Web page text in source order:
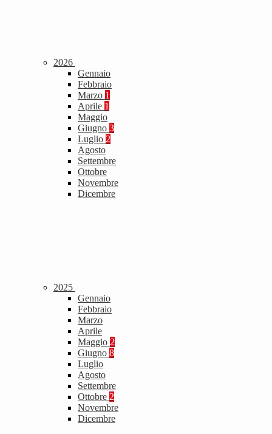
2026
Gennaio
Febbraio
Marzo 1
Aprile 1
Maggio
Giugno 3
Luglio 2
Agosto
Settembre
Ottobre
Novembre
Dicembre
2025
Gennaio
Febbraio
Marzo
Aprile
Maggio 2
Giugno 8
Luglio
Agosto
Settembre
Ottobre 2
Novembre
Dicembre